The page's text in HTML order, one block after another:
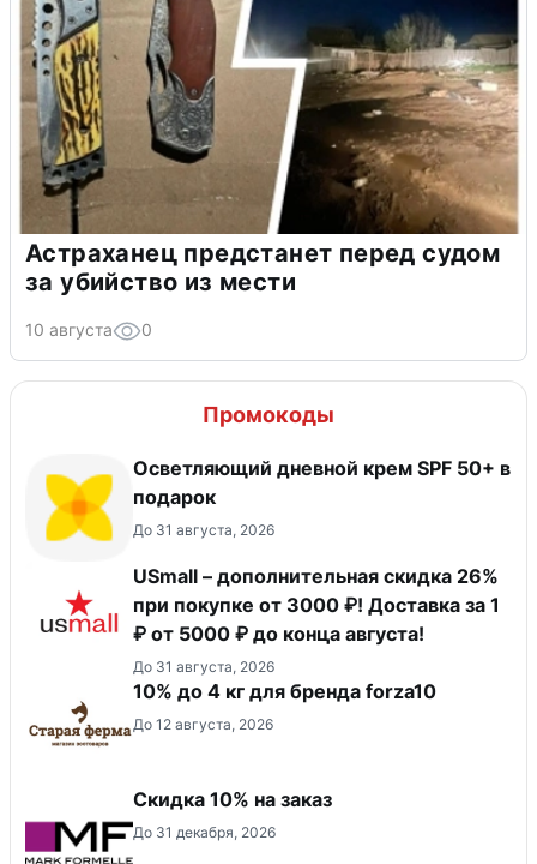
Астраханец предстанет перед судом
за убийство из мести
10 августа 0
Промокоды
Осветляющий дневной крем SPF 50+ в
подарок
До 31 августа, 2026
USmall – дополнительная скидка 26%
при покупке от 3000 ₽! Доставка за 1
₽ от 5000 ₽ до конца августа!
До 31 августа, 2026
10% до 4 кг для бренда forza10
До 12 августа, 2026
Скидка 10% на заказ
До 31 декабря, 2026